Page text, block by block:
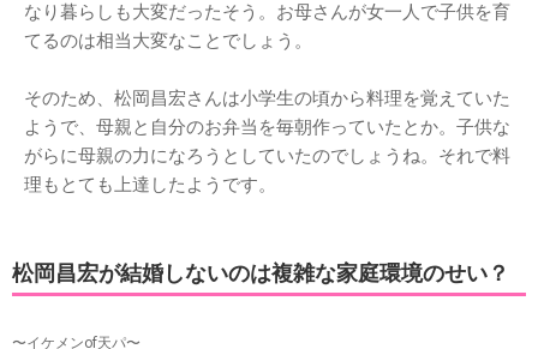
なり暮らしも大変だったそう。お母さんが女一人で子供を育
てるのは相当大変なことでしょう。
そのため、松岡昌宏さんは小学生の頃から料理を覚えていた
ようで、母親と自分のお弁当を毎朝作っていたとか。子供な
がらに母親の力になろうとしていたのでしょうね。それで料
理もとても上達したようです。
松岡昌宏が結婚しないのは複雑な家庭環境のせい？
〜イケメンof天パ〜